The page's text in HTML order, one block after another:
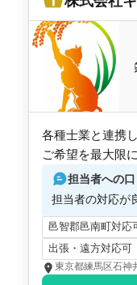
各種士業と連携
ご希望を最大限
担当者への口
邑智郡邑南町対応
出張・遠方対応可
東京都練馬区石神